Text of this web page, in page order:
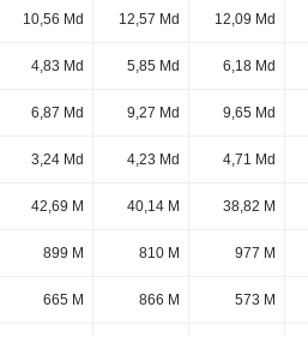
10,56 Md 12,57 Md 12,09 Md
4,83 Md 5,85 Md 6,18 Md
6,87 Md 9,27 Md 9,65 Md
3,24 Md 4,23 Md 4,71 Md
42,69 M 40,14 M 38,82 M
899 M 810 M 977 M
665 M 866 M 573 M